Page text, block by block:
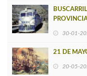
30-01-
21 DE
20-05-